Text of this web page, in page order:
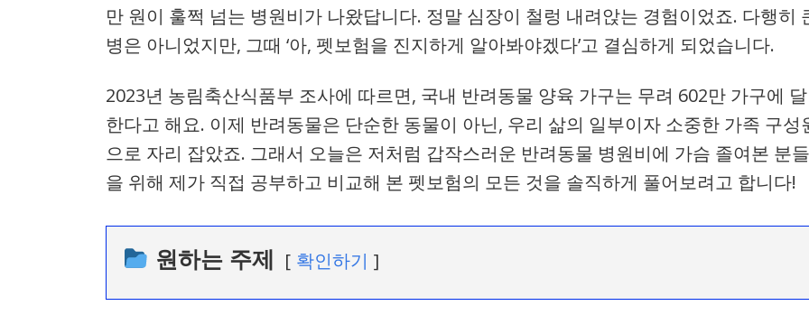
만 원이 훌쩍 넘는 병원비가 나왔답니다. 정말 심장이 철렁 내려앉는 경험이었죠. 다행히
병은 아니었지만, 그때 ‘아, 펫보험을 진지하게 알아봐야겠다’고 결심하게 되었습니다.
2023년 농림축산식품부 조사에 따르면, 국내 반려동물 양육 가구는 무려 602만 가구에 달
한다고 해요. 이제 반려동물은 단순한 동물이 아닌, 우리 삶의 일부이자 소중한 가족 구성
으로 자리 잡았죠. 그래서 오늘은 저처럼 갑작스러운 반려동물 병원비에 가슴 졸여본 분들
을 위해 제가 직접 공부하고 비교해 본 펫보험의 모든 것을 솔직하게 풀어보려고 합니다!
원하는 주제 확인하기